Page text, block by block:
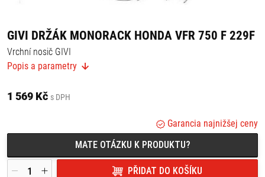
GIVI DRŽÁK MONORACK HONDA VFR 750 F 229F
Vrchní nosič GIVI
Nutno dokoupit spojovací plotnu podle kufru M3, MM.
Vhodné pro:
Popis a parametry
1 569 Kč s DPH
Garancia najnižšej ceny
MATE OTÁZKU K PRODUKTU?
PŘIDAT DO KOŠÍKU